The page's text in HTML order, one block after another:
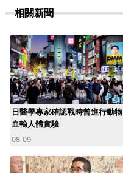
相關新聞
日醫學專家確認戰時曾進行動物
血輸人體實驗
08-09